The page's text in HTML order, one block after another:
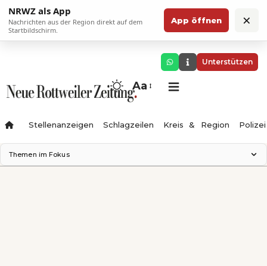
NRWZ als App
Nachrichten aus der Region direkt auf dem
Startbildschirm.
App öffnen ×
Unterstützen
Aa
Stellenanzeigen Schlagzeilen Kreis & Region Polizei
Themen im Fokus